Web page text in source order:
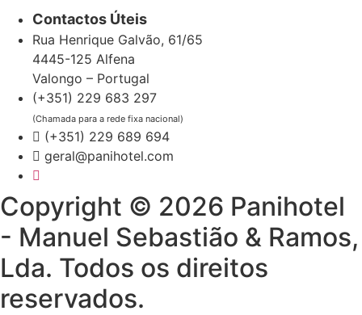
Contactos Úteis
Rua Henrique Galvão, 61/65
4445-125 Alfena
Valongo – Portugal
(+351) 229 683 297
(Chamada para a rede fixa nacional)
(+351) 229 689 694
geral@panihotel.com
Copyright © 2026 Panihotel
- Manuel Sebastião & Ramos,
Lda. Todos os direitos
reservados.